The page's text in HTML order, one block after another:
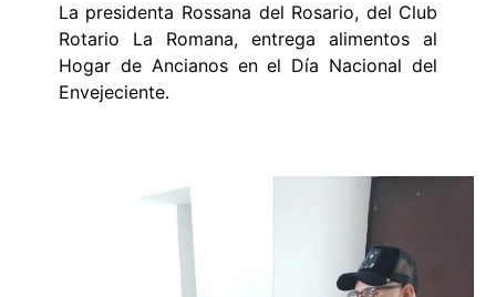
La presidenta Rossana del Rosario, del Club
Rotario La Romana, entrega alimentos al
Hogar de Ancianos en el Día Nacional del
Envejeciente.